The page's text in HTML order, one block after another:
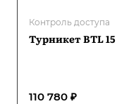
Контроль доступа
Турникет BTL 15
110 780 ₽